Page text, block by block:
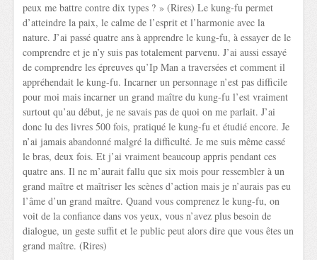
peux me battre contre dix types ? » (Rires) Le kung-fu permet
d’atteindre la paix, le calme de l’esprit et l’harmonie avec la
nature. J’ai passé quatre ans à apprendre le kung-fu, à essayer de le
comprendre et je n’y suis pas totalement parvenu. J’ai aussi essayé
de comprendre les épreuves qu’Ip Man a traversées et comment il
appréhendait le kung-fu. Incarner un personnage n’est pas difficile
pour moi mais incarner un grand maître du kung-fu l’est vraiment
surtout qu’au début, je ne savais pas de quoi on me parlait. J’ai
donc lu des livres 500 fois, pratiqué le kung-fu et étudié encore. Je
n’ai jamais abandonné malgré la difficulté. Je me suis même cassé
le bras, deux fois. Et j’ai vraiment beaucoup appris pendant ces
quatre ans. Il ne m’aurait fallu que six mois pour ressembler à un
grand maître et maîtriser les scènes d’action mais je n’aurais pas eu
l’âme d’un grand maître. Quand vous comprenez le kung-fu, on
voit de la confiance dans vos yeux, vous n’avez plus besoin de
dialogue, un geste suffit et le public peut alors dire que vous êtes un
grand maître. (Rires)